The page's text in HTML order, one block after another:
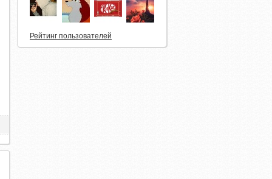
Рейтинг пользователей